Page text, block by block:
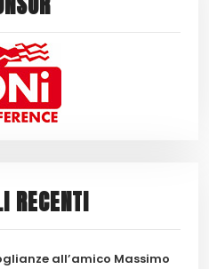
RECENTI
all’amico Massimo